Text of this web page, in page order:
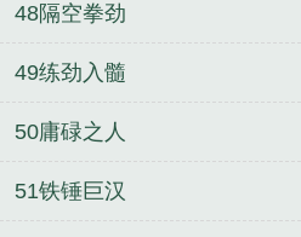
48隔空拳劲
49练劲入髓
50庸碌之人
51铁锤巨汉